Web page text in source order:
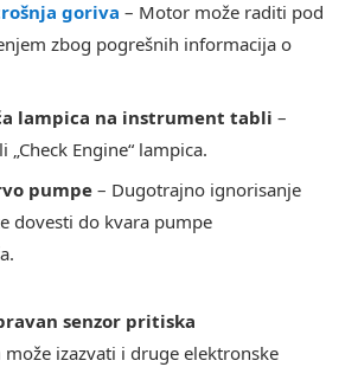
goriva – Motor može raditi pod
zbog pogrešnih informacija o
lampica na instrument tabli –
„Check Engine“ lampica.
pumpe – Dugotrajno ignorisanje
dovesti do kvara pumpe
senzor pritiska
može izazvati i druge elektronske